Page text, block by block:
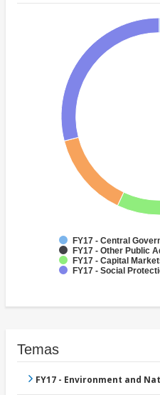
FY17 - Central
FY17 - Other Public
FY17 - Capital
FY17 - Social
Temas
FY17 - Environment and